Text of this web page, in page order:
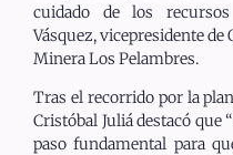
cuidado de los
Vásquez, vicepresidente de
Minera Los Pelambres.
Tras el recorrido por la
Cristóbal Juliá destacó que
paso fundamental para